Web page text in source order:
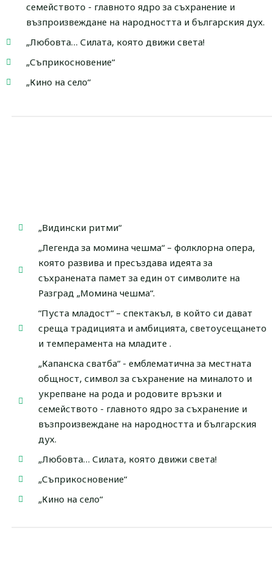
семейството - главното ядро за съхранение и
възпроизвеждане на народността и българския дух.
„Любовта… Силата, която движи света!
„Съприкосновение“
„Кино на село“
„Видински ритми“
„Легенда за момина чешма“ – фолклорна опера,
която развива и пресъздава идеята за
съхранената памет за един от символите на
Разград „Момина чешма“.
“Пуста младост“ – спектакъл, в който си дават
среща традицията и амбицията, светоусещането
и темперамента на младите .
„Капанска сватба“ - емблематична за местната
общност, символ за съхранение на миналото и
укрепване на рода и родовите връзки и
семейството - главното ядро за съхранение и
възпроизвеждане на народността и българския
дух.
„Любовта… Силата, която движи света!
„Съприкосновение“
„Кино на село“